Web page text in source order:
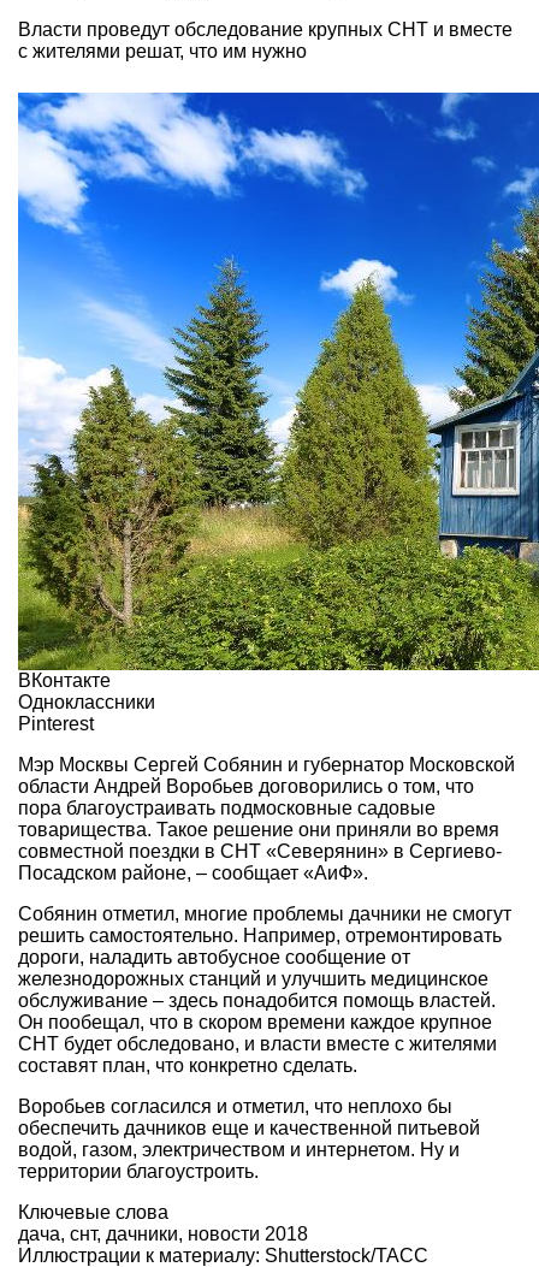
Власти проведут обследование крупных СНТ и вместе
с жителями решат, что им нужно
ВКонтакте
Одноклассники
Pinterest
Мэр Москвы Сергей Собянин и губернатор Московской
области Андрей Воробьев договорились о том, что
пора благоустраивать подмосковные садовые
товарищества. Такое решение они приняли во время
совместной поездки в СНТ «Северянин» в Сергиево-
Посадском районе, – сообщает «АиФ».
Собянин отметил, многие проблемы дачники не смогут
решить самостоятельно. Например, отремонтировать
дороги, наладить автобусное сообщение от
железнодорожных станций и улучшить медицинское
обслуживание – здесь понадобится помощь властей.
Он пообещал, что в скором времени каждое крупное
СНТ будет обследовано, и власти вместе с жителями
составят план, что конкретно сделать.
Воробьев согласился и отметил, что неплохо бы
обеспечить дачников еще и качественной питьевой
водой, газом, электричеством и интернетом. Ну и
территории благоустроить.
Ключевые слова
дача, снт, дачники, новости 2018
Иллюстрации к материалу: Shutterstock/ТАСС